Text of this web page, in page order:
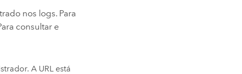
nos logs. Para
consultar e
A URL está